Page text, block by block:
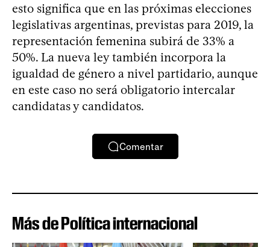
esto significa que en las próximas elecciones
legislativas argentinas, previstas para 2019, la
representación femenina subirá de 33% a
50%. La nueva ley también incorpora la
igualdad de género a nivel partidario, aunque
en este caso no será obligatorio intercalar
candidatas y candidatos.
Comentar
Más de Política internacional